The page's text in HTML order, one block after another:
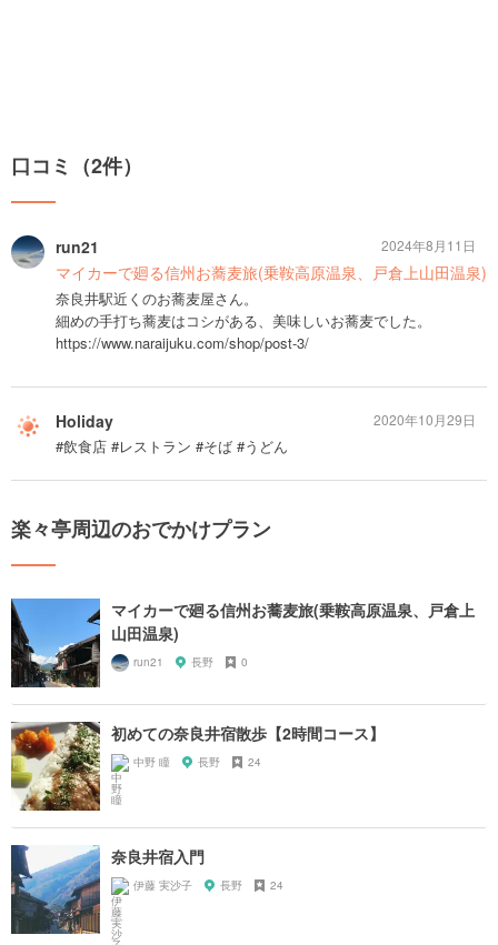
口コミ（2件）
run21
マイカーで廻る信州お蕎麦旅(乗鞍高原温泉、戸倉上山田温泉)
奈良井駅近くのお蕎麦屋さん。
細めの手打ち蕎麦はコシがある、美味しいお蕎麦でした。
https://www.naraijuku.com/shop/post-3/
2024年8月11日
Holiday
#飲食店 #レストラン #そば #うどん
2020年10月29日
楽々亭周辺のおでかけプラン
マイカーで廻る信州お蕎麦旅(乗鞍高原温泉、戸倉上
山田温泉)
run21 長野 0
初めての奈良井宿散歩【2時間コース】
中野 瞳 長野 24
奈良井宿入門
伊藤 実沙子 長野 24